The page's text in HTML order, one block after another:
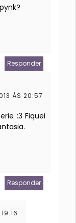
Responder
ÀS 20:57
:3 Fiquei
Responder